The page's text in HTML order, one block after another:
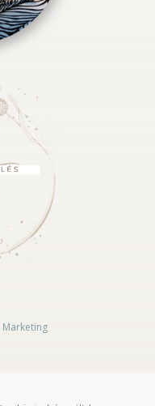
Marketing